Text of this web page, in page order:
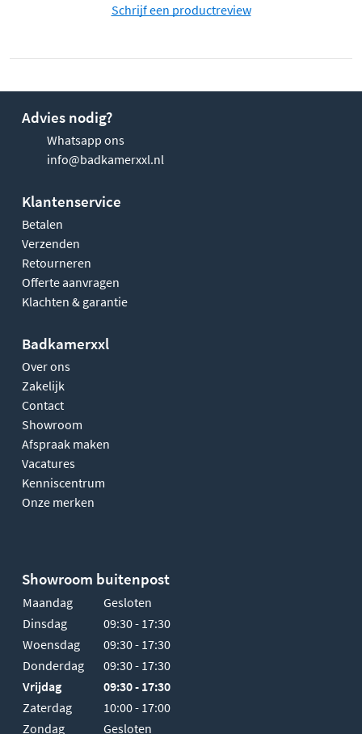
Schrijf een productreview
Advies nodig?
Whatsapp ons
info@badkamerxxl.nl
Klantenservice
Betalen
Verzenden
Retourneren
Offerte aanvragen
Klachten & garantie
Badkamerxxl
Over ons
Zakelijk
Contact
Showroom
Afspraak maken
Vacatures
Kenniscentrum
Onze merken
Showroom buitenpost
Maandag
Gesloten
Dinsdag
09:30 - 17:30
Woensdag
09:30 - 17:30
Donderdag
09:30 - 17:30
Vrijdag
09:30 - 17:30
Zaterdag
10:00 - 17:00
Zondag
Gesloten